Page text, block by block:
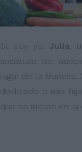
Sí, soy yo.Julia ,
andaluza de
lugar de la
dedicado a mis
que se inicien en la